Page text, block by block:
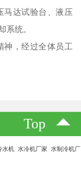
马达试验台、液压
系统。
神，经过全体员工
Top
机 水冷机厂家 水制冷机厂